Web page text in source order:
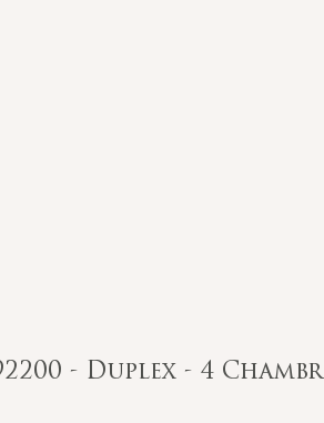
- Duplex - 4